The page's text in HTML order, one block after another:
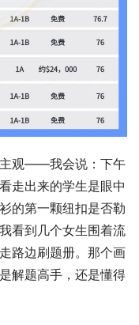
观——我会说：下午
走出来的学生是眼中
的第一颗纽扣是否勒
看到几个女生围着流
路边刷题册。那个画
解题高手，还是懂得